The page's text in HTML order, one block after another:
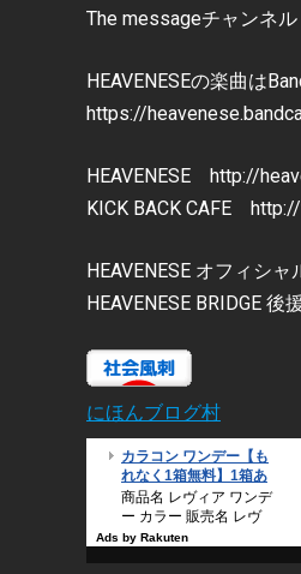
The messageチャンネ
HEAVENESEの楽曲は
https://
HEAVENESE http://
KICK BACK CAFE
HEAVENESE オフィシ
HEAVENESE BRIDGE
にほんブログ村